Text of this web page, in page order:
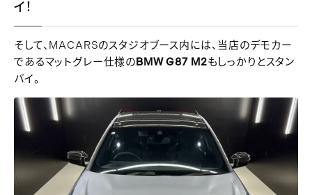
イ！
そして、MACARSのスタジオブース内には、当店のデモカー
であるマットグレー仕様のBMW G87 M2もしっかりとスタン
バイ。